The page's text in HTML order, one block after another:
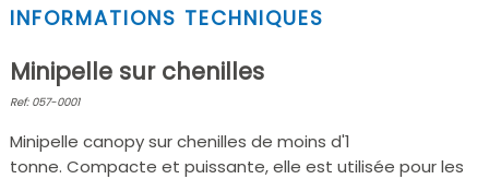
INFORMATIONS TECHNIQUES
Minipelle sur chenilles
Ref: 057-0001
Minipelle canopy sur chenilles de moins d'1
tonne. Compacte et puissante, elle est utilisée pour les